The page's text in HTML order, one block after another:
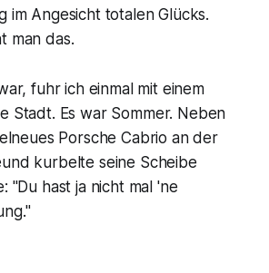
im Angesicht totalen Glücks.
man das.
fuhr ich einmal mit einem
Stadt. Es war Sommer. Neben
Porsche Cabrio an der
kurbelte seine Scheibe
"Du hast ja nicht mal 'ne